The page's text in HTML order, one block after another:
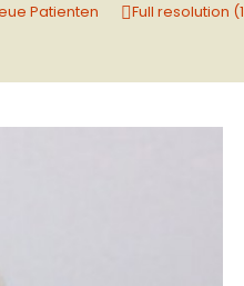
Patienten
Full resolution